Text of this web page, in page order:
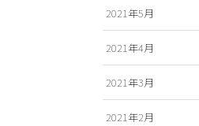
2021年5月
2021年4月
2021年3月
2021年2月